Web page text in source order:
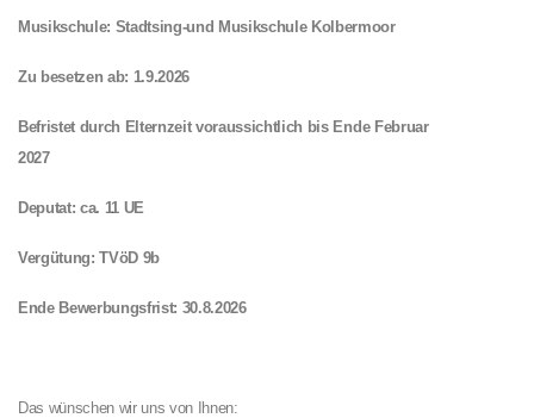
Musikschule: Stadtsing-und Musikschule Kolbermoor
Zu besetzen ab: 1.9.2026
Befristet durch Elternzeit voraussichtlich bis Ende Februar
2027
Deputat: ca. 11 UE
Vergütung: TVöD 9b
Ende Bewerbungsfrist: 30.8.2026
Das wünschen wir uns von Ihnen: